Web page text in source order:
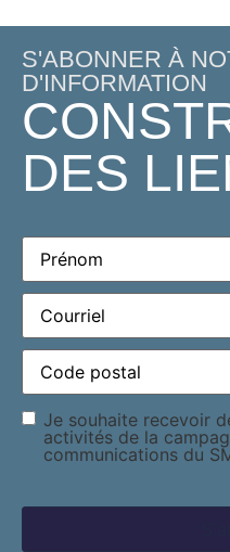
S'ABONNER À
D'INFORMATION
DES
Prénom(Required)
Courriel(Required)
Code
postal(Required)
Consentement
Je souhaite recevoir
activités de la
communications du